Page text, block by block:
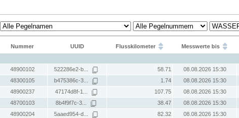
Nummer UUID Flusskilometer Messwerte bis
48900102 522286e2-b... 58.71
08.08.2026 15:30
48300105 b475386c-3... 1.74
08.08.2026 15:30
48900237 47174d8f-1... 107.75
08.08.2026 15:30
48700103 8b4f9f7c-3... 38.47
08.08.2026 15:30
48900204 5aaed954-d... 82.32
08.08.2026 15:30